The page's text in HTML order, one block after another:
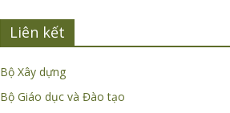
Liên kết
Bộ Xây dựng
Bộ Giáo dục và Đào tạo